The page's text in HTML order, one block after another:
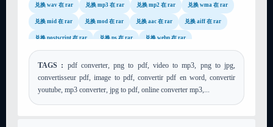
兑换 wav 在 rar 兑换 mp3 在 rar 兑换 mp2 在 rar 兑换 wma 在 rar
兑换 mid 在 rar 兑换 mod 在 rar 兑换 aac 在 rar 兑换 aiff 在 rar
兑换 postscript 在 rar 兑换 ps 在 rar 兑换 webp 在 rar
TAGS : pdf converter, png to pdf, video to mp3, png to jpg,
convertisseur pdf, image to pdf, convertir pdf en word, convertir
youtube, mp3 converter, jpg to pdf, online converter mp3,...